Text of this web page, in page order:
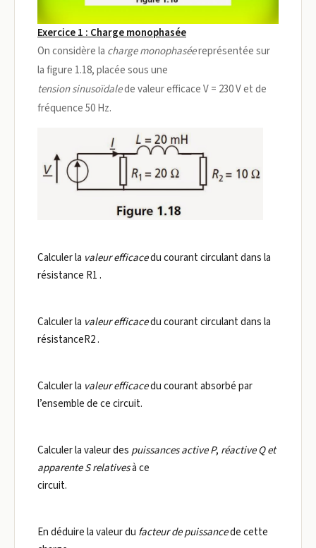
Exercice 1 : Charge monophasée
On considère la charge monophaséereprésentée sur
la figure 1.18, placée sous une
tension sinusoïdalede valeur efficace V = 230 V et de
fréquence 50 Hz.
Calculer la valeur efficacedu courant circulant dans la
résistance R1 .
Calculer la valeur efficacedu courant circulant dans la
résistanceR2 .
Calculer la valeur efficacedu courant absorbé par
l’ensemble de ce circuit.
Calculer la valeur des puissances active P, réactive Q et
apparente S relativesà ce
circuit.
En déduire la valeur du facteur de puissancede cette